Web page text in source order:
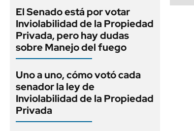
El Senado está por votar
Inviolabilidad de la Propiedad
Privada, pero hay dudas
sobre Manejo del fuego
Uno a uno, cómo votó cada
senador la ley de
Inviolabilidad de la Propiedad
Privada